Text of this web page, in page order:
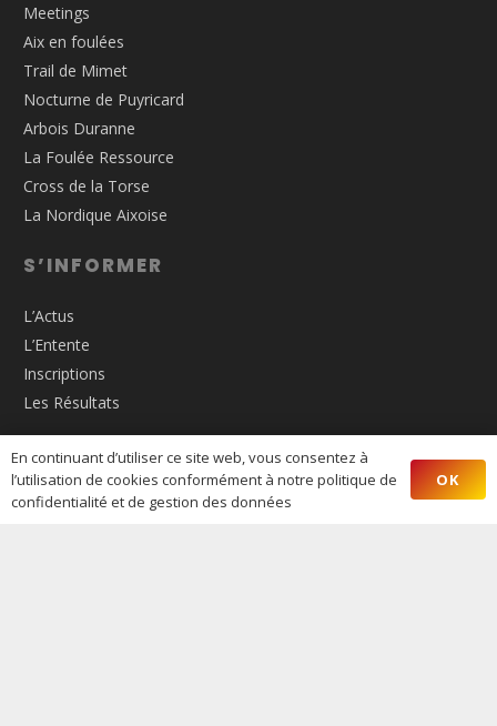
Meetings
Aix en foulées
Trail de Mimet
Nocturne de Puyricard
Arbois Duranne
La Foulée Ressource
Cross de la Torse
La Nordique Aixoise
S’INFORMER
L’Actus
L’Entente
Inscriptions
Les Résultats
AIX ATHLÉ PROVENCE
10, avenue des Déportés de la Résistance Aixoise13100
En continuant d’utiliser ce site web, vous consentez à
l’utilisation de cookies conformément à notre politique de
confidentialité et de gestion des données
OK